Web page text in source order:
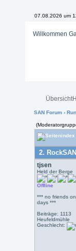
07.08.2026 um
Willkommen
Übersicht
SAN Forum ›
2.
tjsen
Held der Berge
Offline
*** no friends
days ***
Beiträge: 1113
Heufeldmühle
Geschlecht: